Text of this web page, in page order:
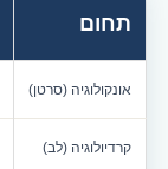
תחום
אונקולוגיה (סרטן)
קרדיולוגיה (לב)